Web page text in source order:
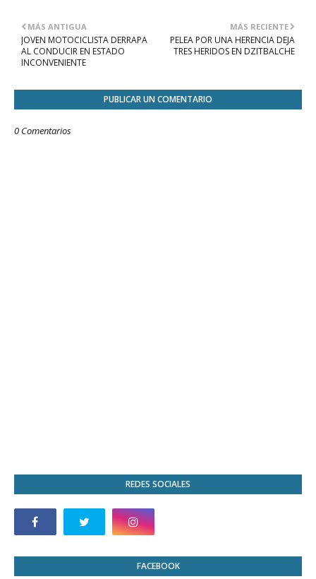
MÁS RECIENTE
PELEA POR UNA HERENCIA DEJA
TRES HERIDOS EN DZITBALCHE
MÁS ANTIGUA
JOVEN MOTOCICLISTA DERRAPA
AL CONDUCIR EN ESTADO
INCONVENIENTE
PUBLICAR UN COMENTARIO
0 Comentarios
REDES SOCIALES
FACEBOOK